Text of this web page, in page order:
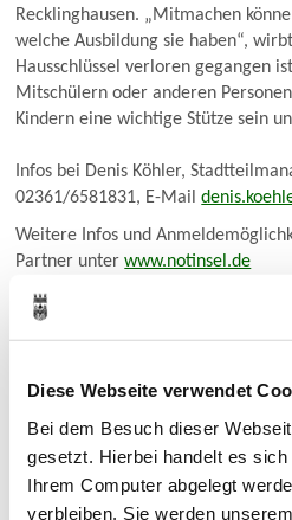
Diese Webseite verwendet
Bei dem Besuch dieser
gesetzt. Hierbei handelt es
Ihrem Computer abgelegt
verbleiben. Sie werden
Recklinghausen. „Mitmachen
welche Ausbildung sie haben“,
Hausschlüssel verloren gegangen
Mitschülern oder anderen
Kindern eine wichtige Stütze sein
Infos bei Denis Köhler,
02361/6581831, E-Mail
Weitere Infos und
Partner unterwww.notinsel.de
14.05.2025
Ihr Kontakt zur